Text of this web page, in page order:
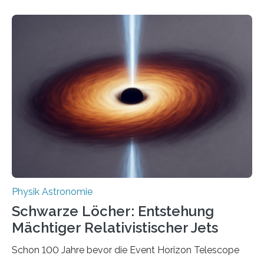
Quantenmotoren voranbringen. Das
Wissenschaftsjournal Science Advances veröffentlichte
die Herleitung. (DOI: 10.1126/sciadv.adw8462)
Verbrennungsmotoren oder Dampfturbinen sind
Wärmekraftmaschinen: Sie wandeln thermische
Energie in mechanische Bewegung um – oder anders
ausgedrückt, Wärme in Bewegung. In
quantenmechanischen Experimenten ist es in den…
Physik Astronomie
Schwarze Löcher: Entstehung
Mächtiger Relativistischer Jets
Schon 100 Jahre bevor die Event Horizon Telescope